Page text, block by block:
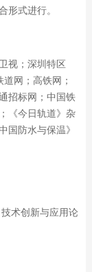
形式进行。
视；深圳特区
网；高铁网；
招标网；中国铁
《今日轨道》杂
国防水与保温》
术创新与应用论